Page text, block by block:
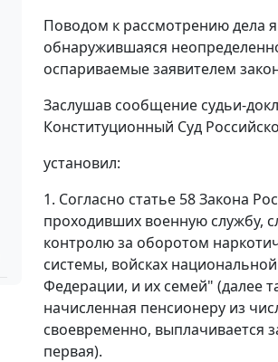
Поводом к рассмотрению дела
обнаружившаяся
оспариваемые заявителем
Заслушав сообщение судьи-
Конституционный Суд
установил:
1. Согласно статье 58 Закона
проходивших военную службу,
контролю за оборотом
системы, войсках
Федерации, и их семей" (далее
начисленная пенсионеру из
своевременно, выплачивается
первая).